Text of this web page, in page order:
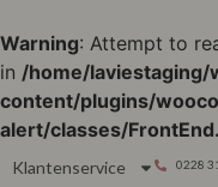
Warning: Attempt to
in /home/
content/plugins/
alert/classes/
Klantenservice 0228